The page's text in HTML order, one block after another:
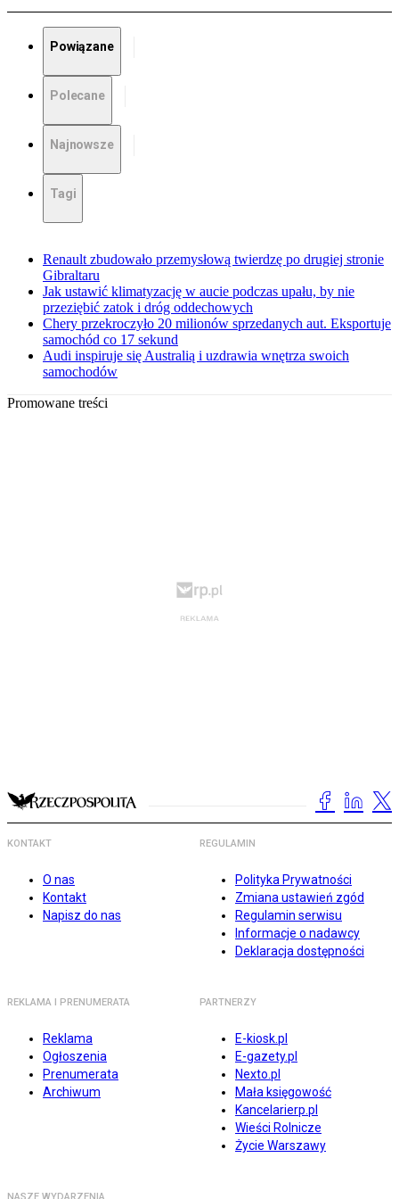
Powiązane
Polecane
Najnowsze
Tagi
Renault zbudowało przemysłową twierdzę po drugiej stronie
Gibraltaru
Jak ustawić klimatyzację w aucie podczas upału, by nie
przeziębić zatok i dróg oddechowych
Chery przekroczyło 20 milionów sprzedanych aut. Eksportuje
samochód co 17 sekund
Audi inspiruje się Australią i uzdrawia wnętrza swoich
samochodów
Promowane treści
KONTAKT
O nas
Kontakt
Napisz do nas
REGULAMIN
Polityka Prywatności
Zmiana ustawień zgód
Regulamin serwisu
Informacje o nadawcy
Deklaracja dostępności
REKLAMA I PRENUMERATA
Reklama
Ogłoszenia
Prenumerata
Archiwum
PARTNERZY
E-kiosk.pl
E-gazety.pl
Nexto.pl
Mała księgowość
Kancelarierp.pl
Wieści Rolnicze
Życie Warszawy